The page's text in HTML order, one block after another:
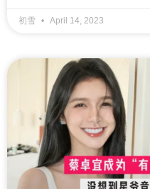
初雪 April 14, 2023